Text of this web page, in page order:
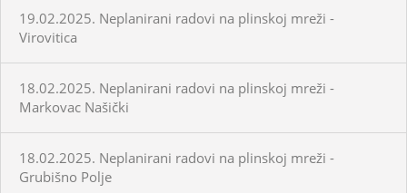
19.02.2025. Neplanirani radovi na plinskoj mreži -
Virovitica
18.02.2025. Neplanirani radovi na plinskoj mreži -
Markovac Našički
18.02.2025. Neplanirani radovi na plinskoj mreži -
Grubišno Polje